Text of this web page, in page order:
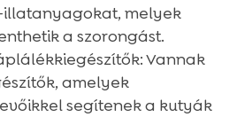
melyek
a szorongást.
Vannak
amelyek
segítenek a kutyák